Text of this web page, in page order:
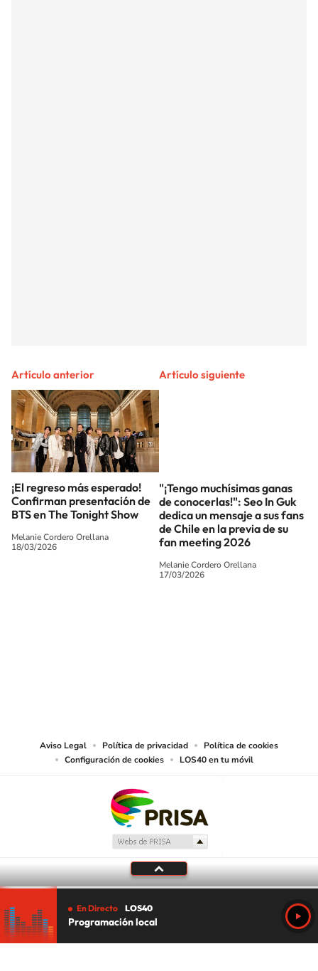
Artículo anterior
¡El regreso más esperado!
Confirman presentación de
BTS en The Tonight Show
Melanie Cordero Orellana
18/03/2026
Artículo siguiente
"¡Tengo muchísimas ganas
de conocerlas!": Seo In Guk
dedica un mensaje a sus fans
de Chile en la previa de su
fan meeting 2026
Melanie Cordero Orellana
17/03/2026
Aviso Legal Política de privacidad
Política de cookies
Configuración de cookies
LOS40 en tu móvil
En Directo LOS40
Programación local